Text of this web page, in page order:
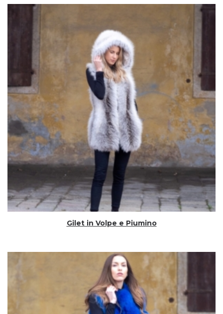
Gilet in Volpe e Piumino